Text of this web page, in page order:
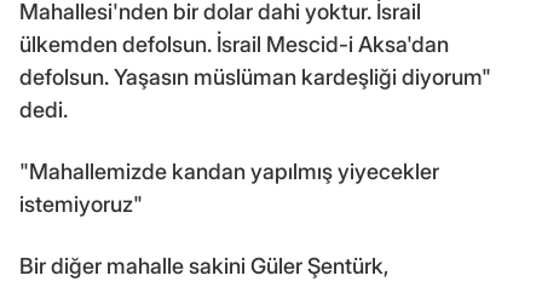
Mahallesi'nden bir dolar dahi yoktur. İsrail
ülkemden defolsun. İsrail Mescid-i Aksa'dan
defolsun. Yaşasın müslüman kardeşliği diyorum"
dedi.
"Mahallemizde kandan yapılmış yiyecekler
istemiyoruz"
Bir diğer mahalle sakini Güler Şentürk,